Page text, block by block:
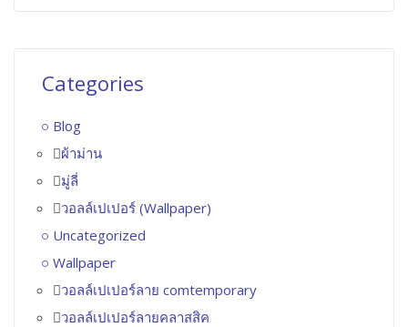
Categories
Blog
ผ้าม่าน
มู่ลี่
วอลล์เปเปอร์ (Wallpaper)
Uncategorized
Wallpaper
วอลล์เปเปอร์ลาย comtemporary
วอลล์เปเปอร์ลายคลาสสิค